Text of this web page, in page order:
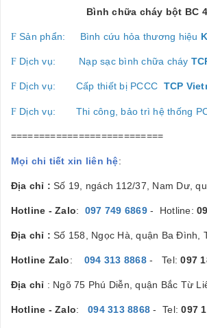
Bình chữa cháy bột BC
FSản phẩn: Bình cứu hỏa thương hiệu
FDịch vụ: Nạp sạc bình chữa cháy
FDịch vụ: Cấp thiết bị PCCC TCP
FDịch vụ: Thi công, bảo trì hệ thống
===========================
Mọi chi tiết xin liên hệ:
Địa chỉ : Số 19, ngách 112/37, Nam Dư,
Hotline - Zalo: 097 749 6869 - Hotline:
Địa chỉ : Số 158, Ngọc Hà, quận Ba Đình,
Hotline Zalo: 094 313 8868 - Tel:097
Địa chỉ : Ngõ 75 Phú Diễn, quận Bắc Từ
Hotline - Zalo: 094 313 8868 - Tel:097